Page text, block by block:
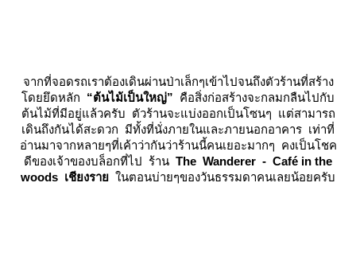
จากที่จอดรถเราต้องเดินผ่านป่าเล็กๆเข้าไปจนถึงตัวร้านที่สร้าง
ดยยึดหลัก “ต้นไม้เป็นใหญ่” คือสิ่งก่อสร้างจะกลมกลืนไปกับ
ต้นไม้ที่มีอยู่แล้วครับ ตัวร้านจะแบ่งออกเป็นโซนๆ แต่สามารถ
เดินถึงกันได้สะดวก มีทั้งที่นั่งภายในและภายนอกอาคาร เท่าที่
อ่านมาจากหลายๆที่เค้าว่ากันว่าร้านนี้คนเยอะมากๆ คงเป็นโชค
ดีของเจ้าของบล็อกที่ไป ร้าน The Wanderer - Café in the
woods เชียงรา นตอนบ่ายๆของวันธรรมดาคนเลยน้อยครับ